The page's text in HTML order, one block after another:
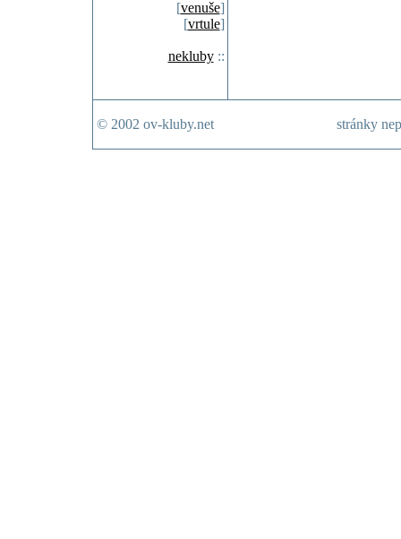
[venuše]
[vrtule]
nekluby::
© 2002 ov-kluby.net stránky